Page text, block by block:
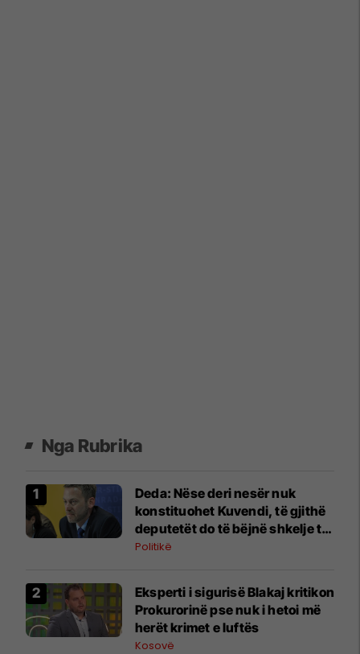
Nga Rubrika
Deda: Nëse deri nesër nuk
konstituohet Kuvendi, të gjithë
deputetët do të bëjnë shkelje të
rëndë kushtetuese
Politikë
Eksperti i sigurisë Blakaj kritikon
Prokurorinë pse nuk i hetoi më
herët krimet e luftës
Kosovë